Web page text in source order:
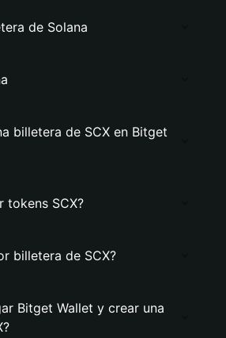
de Solana
billetera de SCX en Bitget
tokens SCX?
billetera de SCX?
Bitget Wallet y crear una